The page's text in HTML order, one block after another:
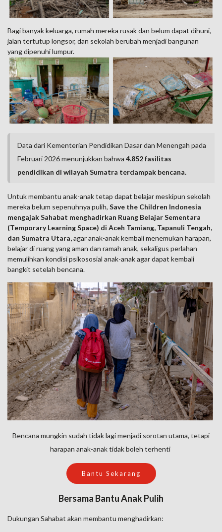
Bagi banyak keluarga, rumah mereka rusak dan belum dapat dihuni,
jalan tertutup longsor, dan sekolah berubah menjadi bangunan
yang dipenuhi lumpur.
Data dari Kementerian Pendidikan Dasar dan Menengah pada
Februari 2026 menunjukkan bahwa 4.852 fasilitas
pendidikan di wilayah Sumatra terdampak bencana.
Untuk membantu anak-anak tetap dapat belajar meskipun sekolah
mereka belum sepenuhnya pulih, Save the Children Indonesia
mengajak Sahabat menghadirkan Ruang Belajar Sementara
(Temporary Learning Space) di Aceh Tamiang, Tapanuli Tengah,
dan Sumatra Utara,agar anak-anak kembali menemukan harapan,
belajar di ruang yang aman dan ramah anak, sekaligus perlahan
memulihkan kondisi psikososial anak-anak agar dapat kembali
bangkit setelah bencana.
Bencana mungkin sudah tidak lagi menjadi sorotan utama, tetapi
harapan anak-anak tidak boleh terhenti
Bantu Sekarang
Bersama Bantu Anak Pulih
Dukungan Sahabat akan membantu menghadirkan: